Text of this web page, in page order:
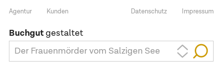
Agentur Kunden Impressum
Datenschutz
Buchgutgestaltet
Der Frauenmörder vom Salzigen See